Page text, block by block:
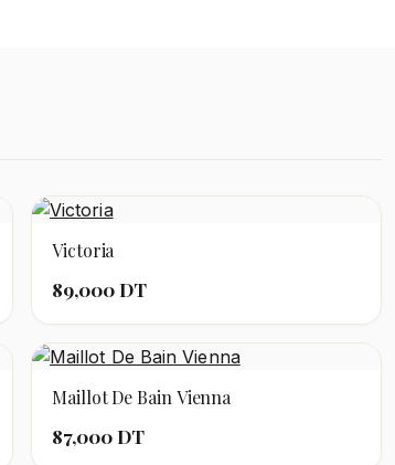
Victoria
89,000 DT
Maillot De Bain Vienna
87,000 DT